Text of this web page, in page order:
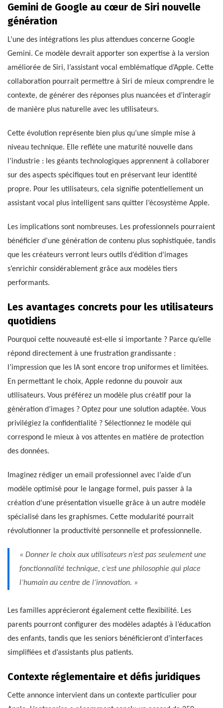
Gemini de Google au cœur de Siri nouvelle
génération
L’une des intégrations les plus attendues concerne Google
Gemini. Ce modèle devrait apporter son expertise à la version
améliorée de Siri, l’assistant vocal emblématique d’Apple. Cette
collaboration pourrait permettre à Siri de mieux comprendre le
contexte, de générer des réponses plus nuancées et d’interagir
de manière plus naturelle avec les utilisateurs.
Cette évolution représente bien plus qu’une simple mise à
niveau technique. Elle reflète une maturité nouvelle dans
l’industrie : les géants technologiques apprennent à collaborer
sur des aspects spécifiques tout en préservant leur identité
propre. Pour les utilisateurs, cela signifie potentiellement un
assistant vocal plus intelligent sans quitter l’écosystème Apple.
Les implications sont nombreuses. Les professionnels pourraient
bénéficier d’une génération de contenu plus sophistiquée, tandis
que les créateurs verront leurs outils d’édition d’images
s’enrichir considérablement grâce aux modèles tiers
performants.
Les avantages concrets pour les utilisateurs
quotidiens
Pourquoi cette nouveauté est-elle si importante ? Parce qu’elle
répond directement à une frustration grandissante :
l’impression que les IA sont encore trop uniformes et limitées.
En permettant le choix, Apple redonne du pouvoir aux
utilisateurs. Vous préférez un modèle plus créatif pour la
génération d’images ? Optez pour une solution adaptée. Vous
privilégiez la confidentialité ? Sélectionnez le modèle qui
correspond le mieux à vos attentes en matière de protection
des données.
Imaginez rédiger un email professionnel avec l’aide d’un
modèle optimisé pour le langage formel, puis passer à la
création d’une présentation visuelle grâce à un autre modèle
spécialisé dans les graphismes. Cette modularité pourrait
révolutionner la productivité personnelle et professionnelle.
« Donner le choix aux utilisateurs n’est pas seulement une
fonctionnalité technique, c’est une philosophie qui place
l’humain au centre de l’innovation. »
Les familles apprécieront également cette flexibilité. Les
parents pourront configurer des modèles adaptés à l’éducation
des enfants, tandis que les seniors bénéficieront d’interfaces
simplifiées et d’assistants plus patients.
Contexte réglementaire et défis juridiques
Cette annonce intervient dans un contexte particulier pour